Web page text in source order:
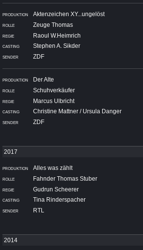
Aktenzeichen XY...ungelöst
Zeuge Thomas
Raoul W.Heimrich
Stephen A. Sikder
ZDF
Der Alte
Schuhverkäufer
Marcus Ulbricht
Christine Mattner / Ursula Danger
ZDF
Alles was zählt
Fahnder Thomas Stuber
Gudrun Scheerer
Tina Rinderspacher
RTL